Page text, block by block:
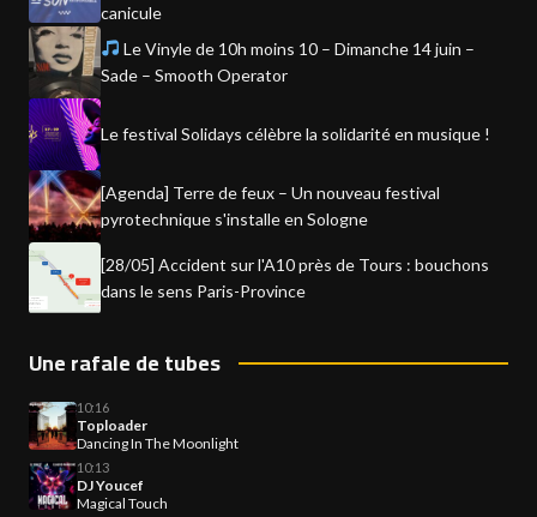
canicule
Le Vinyle de 10h moins 10 – Dimanche 14 juin –
Sade – Smooth Operator
Le festival Solidays célèbre la solidarité en musique !
[Agenda] Terre de feux – Un nouveau festival
pyrotechnique s'installe en Sologne
[28/05] Accident sur l'A10 près de Tours : bouchons
dans le sens Paris-Province
Une rafale de tubes
10:16
Toploader
Dancing In The Moonlight
10:13
DJ Youcef
Magical Touch